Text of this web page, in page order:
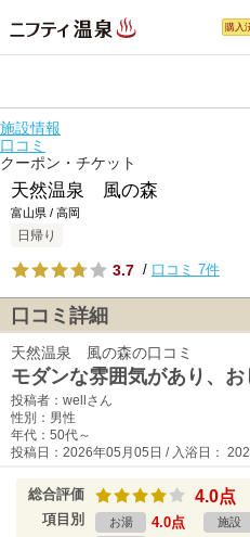
購入
施設情報
口コミ
クーポン・チケット
天然温泉 風の森
富山県 / 高岡
日帰り
3.7 / 口コミ 7件
口コミ詳細
天然温泉 風の森の口コミ
モダンな雰囲気があり、
投稿者：wellさん
性別：男性
年代：50代～
投稿日：2026年05月05日 / 入浴日：
総合評価 4.0点
項目別 お湯 4.0点 施設